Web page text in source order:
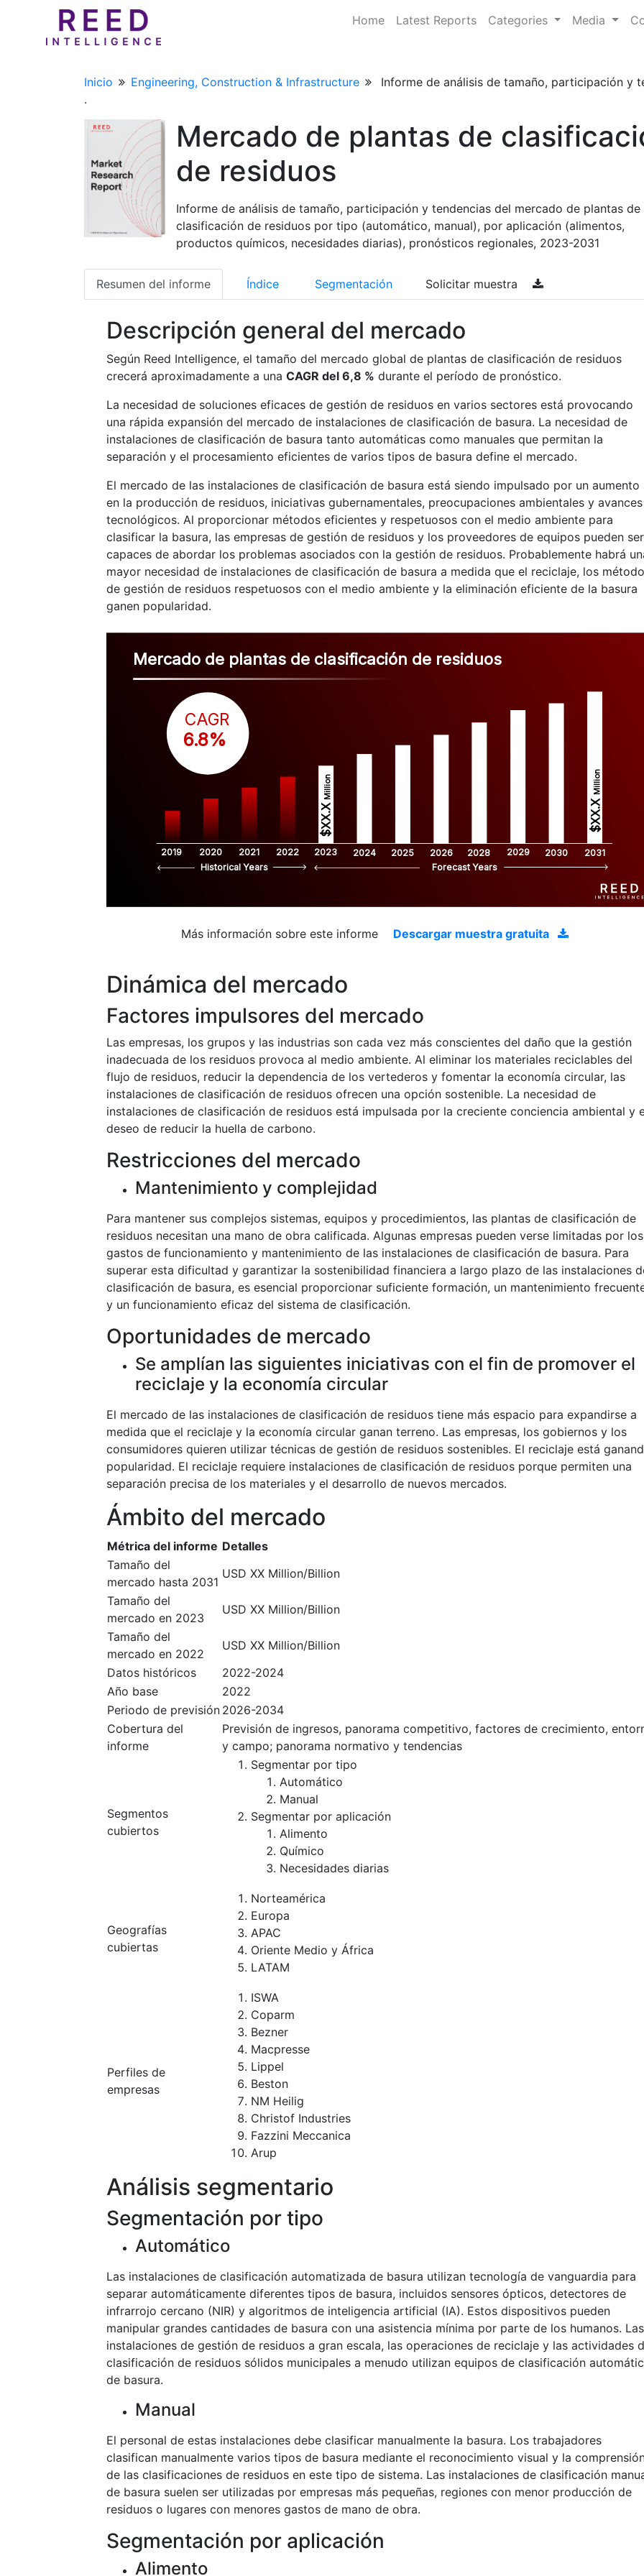
Home Latest Reports Categories Media
Inicio Engineering, Construction & Infrastructure
Informe de análisis de tamaño, participación y
.
Mercado de plantas de
de residuos
Informe de análisis de tamaño, participación y tendencias del mercado de plantas de
clasificación de residuos por tipo (automático, manual), por aplicación (alimentos,
productos químicos, necesidades diarias), pronósticos regionales, 2023-2031
Resumen del informe Índice Segmentación Solicitar muestra
Descripción general del mercado
Según Reed Intelligence, el tamaño del mercado global de plantas de clasificación de residuos
crecerá aproximadamente a una CAGR del 6,8 % durante el período de pronóstico.
La necesidad de soluciones eficaces de gestión de residuos en varios sectores está provocando
una rápida expansión del mercado de instalaciones de clasificación de basura. La necesidad de
instalaciones de clasificación de basura tanto automáticas como manuales que permitan la
separación y el procesamiento eficientes de varios tipos de basura define el mercado.
El mercado de las instalaciones de clasificación de basura está siendo impulsado por un aumento
en la producción de residuos, iniciativas gubernamentales, preocupaciones ambientales y avances
tecnológicos. Al proporcionar métodos eficientes y respetuosos con el medio ambiente para
clasificar la basura, las empresas de gestión de residuos y los proveedores de equipos pueden ser
capaces de abordar los problemas asociados con la gestión de residuos. Probablemente habrá
mayor necesidad de instalaciones de clasificación de basura a medida que el reciclaje, los
de gestión de residuos respetuosos con el medio ambiente y la eliminación eficiente de la basura
ganen popularidad.
Mercado de plantas de clasificación de residuos
2019 2020 2021 2022 2023 2024 2025 2026 2028 2029 2030 2031
$XX.X
Million
$XX.X
Million
CAGR
6.8%
Historical Years Forecast Years
Más información sobre este informe Descargar muestra gratuita
Dinámica del mercado
Factores impulsores del mercado
Las empresas, los grupos y las industrias son cada vez más conscientes del daño que la gestión
inadecuada de los residuos provoca al medio ambiente. Al eliminar los materiales reciclables del
flujo de residuos, reducir la dependencia de los vertederos y fomentar la economía circular, las
instalaciones de clasificación de residuos ofrecen una opción sostenible. La necesidad de
instalaciones de clasificación de residuos está impulsada por la creciente conciencia ambiental y
deseo de reducir la huella de carbono.
Restricciones del mercado
Mantenimiento y complejidad
Para mantener sus complejos sistemas, equipos y procedimientos, las plantas de clasificación de
residuos necesitan una mano de obra calificada. Algunas empresas pueden verse limitadas por los
gastos de funcionamiento y mantenimiento de las instalaciones de clasificación de basura. Para
superar esta dificultad y garantizar la sostenibilidad financiera a largo plazo de las instalaciones
clasificación de basura, es esencial proporcionar suficiente formación, un mantenimiento
y un funcionamiento eficaz del sistema de clasificación.
Oportunidades de mercado
Se amplían las siguientes iniciativas con el fin de promover el
reciclaje y la economía circular
El mercado de las instalaciones de clasificación de residuos tiene más espacio para expandirse a
medida que el reciclaje y la economía circular ganan terreno. Las empresas, los gobiernos y los
consumidores quieren utilizar técnicas de gestión de residuos sostenibles. El reciclaje está
popularidad. El reciclaje requiere instalaciones de clasificación de residuos porque permiten una
separación precisa de los materiales y el desarrollo de nuevos mercados.
Ámbito del mercado
Métrica del informe Detalles
Tamaño del
mercado hasta 2031
USD XX Million/Billion
Tamaño del
mercado en 2023
USD XX Million/Billion
Tamaño del
mercado en 2022
USD XX Million/Billion
Datos históricos
2022-2024
Año base
2022
Periodo de previsión 2026-2034
Cobertura del
informe
Previsión de ingresos, panorama competitivo, factores de crecimiento,
y campo; panorama normativo y tendencias
Segmentos
cubiertos
Segmentar por tipo
Automático
Manual
Segmentar por aplicación
Alimento
Químico
Necesidades diarias
Geografías
cubiertas
Norteamérica
Europa
APAC
Oriente Medio y África
LATAM
Perfiles de
empresas
ISWA
Coparm
Bezner
Macpresse
Lippel
Beston
NM Heilig
Christof Industries
Fazzini Meccanica
Arup
Análisis segmentario
Segmentación por tipo
Automático
Las instalaciones de clasificación automatizada de basura utilizan tecnología de vanguardia para
separar automáticamente diferentes tipos de basura, incluidos sensores ópticos, detectores de
infrarrojo cercano (NIR) y algoritmos de inteligencia artificial (IA). Estos dispositivos pueden
manipular grandes cantidades de basura con una asistencia mínima por parte de los humanos. Las
instalaciones de gestión de residuos a gran escala, las operaciones de reciclaje y las actividades
clasificación de residuos sólidos municipales a menudo utilizan equipos de clasificación
de basura.
Manual
El personal de estas instalaciones debe clasificar manualmente la basura. Los trabajadores
clasifican manualmente varios tipos de basura mediante el reconocimiento visual y la
de las clasificaciones de residuos en este tipo de sistema. Las instalaciones de clasificación
de basura suelen ser utilizadas por empresas más pequeñas, regiones con menor producción de
residuos o lugares con menores gastos de mano de obra.
Segmentación por aplicación
Alimento